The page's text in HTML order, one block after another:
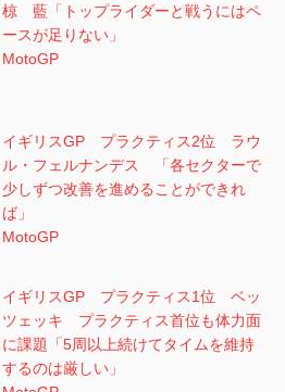
椋 藍「トップライダーと戦うにはペ
ースが足りない」
MotoGP
イギリスGP プラクティス2位 ラウ
ル・フェルナンデス 「各セクターで
少しずつ改善を進めることができれ
ば」
MotoGP
イギリスGP プラクティス1位 ベッ
ツェッキ プラクティス首位も体力面
に課題「5周以上続けてタイムを維持
するのは厳しい」